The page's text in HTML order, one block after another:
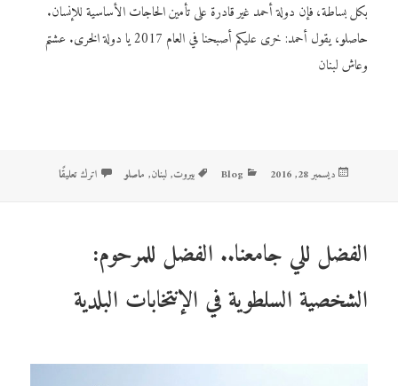
بكل بساطة، فإن دولة أحمد غير قادرة على تأمين الحاجات الأساسية للإنسان.
حاصلو، يقول أحمد: خرى عليكم أصبحنا في العام 2017 يا دولة الخرى. عشتم
وعاش لبنان
نُشرت
ديسمبر 28, 2016 التصنيفات
Blog الوسوم
بيروت,لبنان, ماصلو اترك تعليقًا
الفضل للي جامعنا.. الفضل للمرحوم:
الشخصية السلطوية في الإنتخابات البلدية